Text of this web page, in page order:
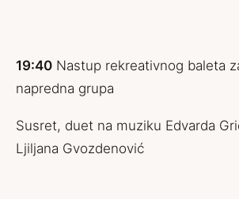
19:40 Nastup rekreativnog baleta
napredna grupa
Susret, duet na muziku Edvarda
Ljiljana Gvozdenović